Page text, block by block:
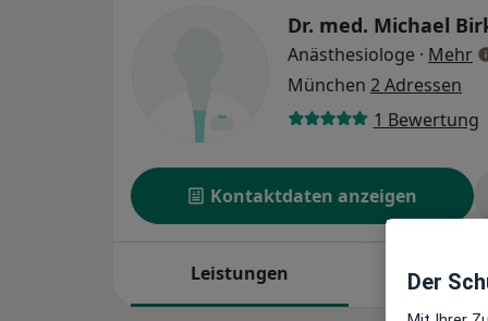
Dr. med. Michael
Anästhesiologe · Mehr
München 2 Adressen
1 Bewertung
Kontaktdaten anzeigen
Leistungen Der